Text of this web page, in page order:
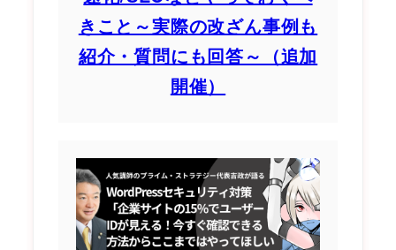
きこと～実際の改ざん事例も
紹介・質問にも回答～（追加
開催）